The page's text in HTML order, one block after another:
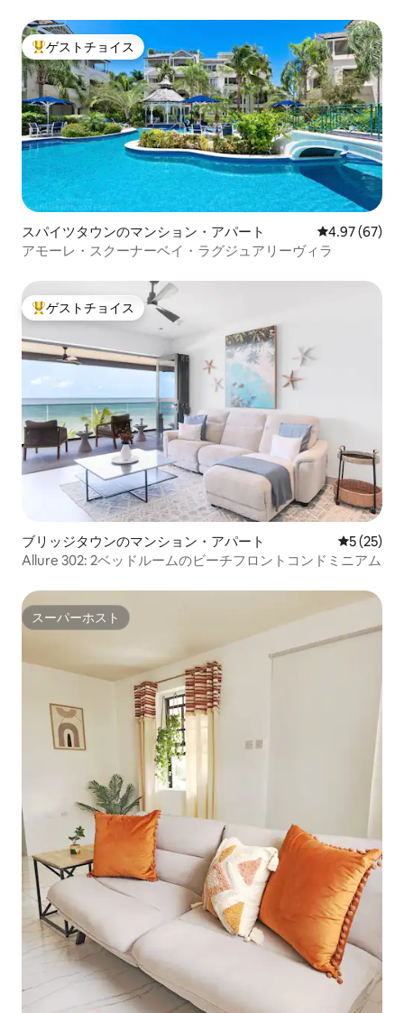
大好評のゲストチョイスです。
ゲストチョイス
スパイツタウンのマンション・アパート レビュー67
4.97 (67)
アモーレ・スクーナーベイ・ラグジュアリーヴィラ
大好評のゲストチョイスです。
ゲストチョイス
ブリッジタウンのマンション・アパート レビュー
5 (25)
Allure 302: 2ベッドルームのビーチフロントコンドミニアム
スーパーホスト
スーパーホスト